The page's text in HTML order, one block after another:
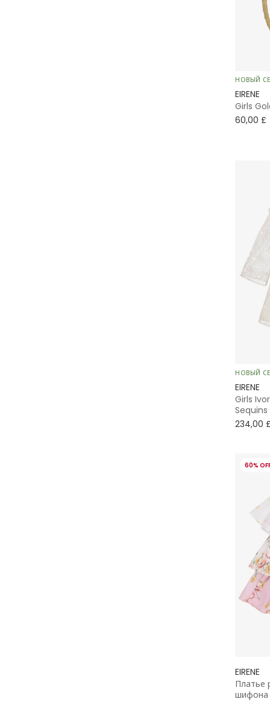
НОВЫЙ
EIRENE
Girls
60,00 £
НОВЫЙ
EIRENE
Girls
Sequins
234,00 £
60%
EIRENE
Платье
шифона